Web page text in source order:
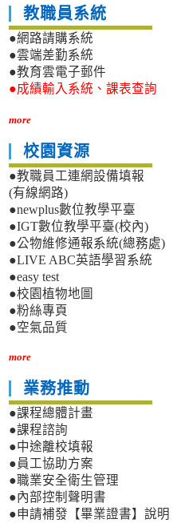
教職員系統
●網路請購系統
●雲端差勤系統
●教育雲電子郵件
●成績輸入系統、課表查詢
more
校園資源
●教職員工連網設備填報
(有線網路)
●newplus數位教學平臺
●IGT數位教學平臺(校內)
●公物維修通報系統(總務處)
●LIVE ABC英語學習系統
●easy test
●校園植物地圖
●粉絲專頁
●空氣品質
more
業務推動
●課程總體計畫
●課程諮詢
●中途離校填報
●員工協助方案
●職業安全衛生管理
●內部控制聲明書
●申請補發【畢業證書】說明